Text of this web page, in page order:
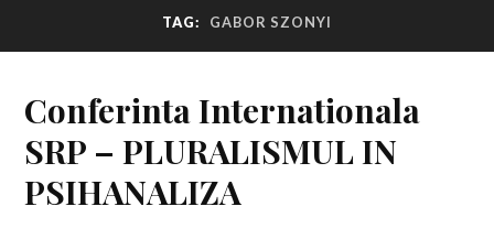
TAG: GABOR SZONYI
Conferinta Internationala
SRP – PLURALISMUL IN
PSIHANALIZA